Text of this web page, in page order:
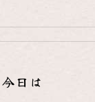
今日は